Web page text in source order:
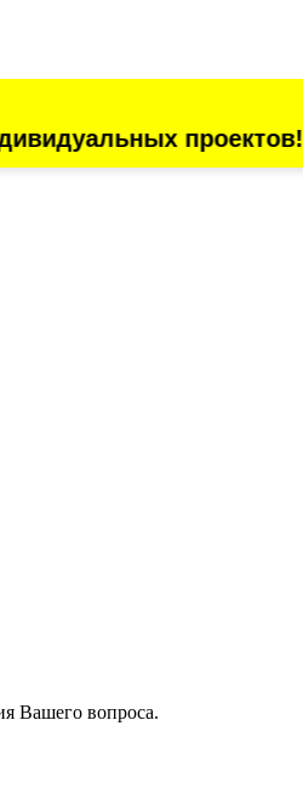
проектов!
Вашего вопроса.